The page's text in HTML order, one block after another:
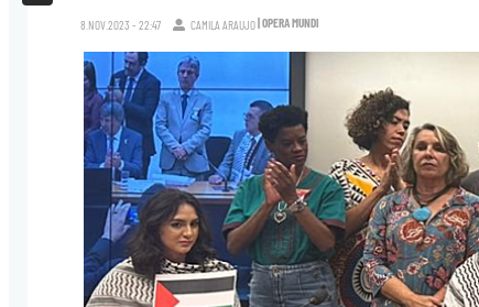
8.NOV.2023 - 22:47 CAMILA ARAUJO| OPERA MUNDI